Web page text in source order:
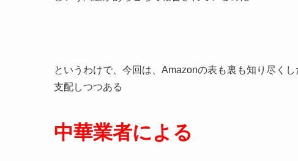
というわけで、今回は、Amazonの表も裏も知り尽く
支配しつつある
中華業者による